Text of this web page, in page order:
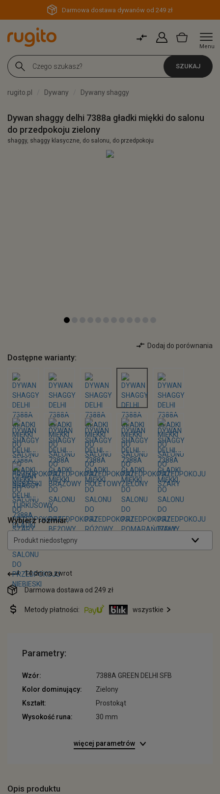
Darmowa dostawa dywanów od 249 zł
Menu
SZUKAJ
rugito.pl Dywany Dywany shaggy
Dywan shaggy delhi 7388a gładki miękki do salonu
do przedpokoju zielony
shaggy, shaggy klasyczne, do salonu, do przedpokoju
Dodaj do porównania
Dostępne warianty:
Wybierz rozmiar:
Produkt niedostępny
14 dni na zwrot
Darmowa dostawa od 249 zł
Metody płatności: wszystkie
Parametry:
Wzór:
7388A GREEN DELHI SFB
Kolor dominujący:
Zielony
Kształt:
Prostokąt
Wysokość runa:
30 mm
więcej parametrów
Opis produktu